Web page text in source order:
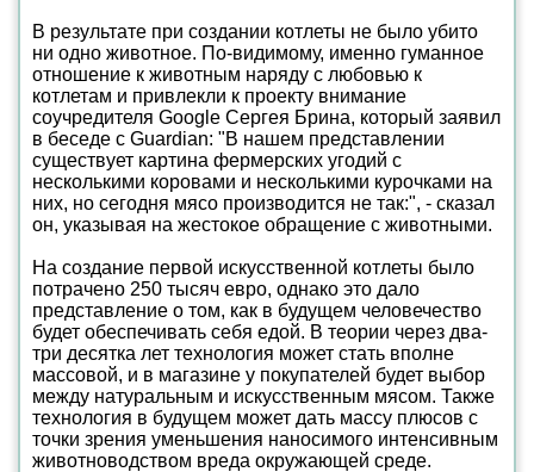
В результате при создании котлеты не было убито
ни одно животное. По-видимому, именно гуманное
отношение к животным наряду с любовью к
котлетам и привлекли к проекту внимание
соучредителя Google Сергея Брина, который заявил
в беседе с Guardian: "В нашем представлении
существует картина фермерских угодий с
несколькими коровами и несколькими курочками на
них, но сегодня мясо производится не так:", - сказал
он, указывая на жестокое обращение с животными.
На создание первой искусственной котлеты было
потрачено 250 тысяч евро, однако это дало
представление о том, как в будущем человечество
будет обеспечивать себя едой. В теории через два-
три десятка лет технология может стать вполне
массовой, и в магазине у покупателей будет выбор
между натуральным и искусственным мясом. Также
технология в будущем может дать массу плюсов с
точки зрения уменьшения наносимого интенсивным
животноводством вреда окружающей среде.